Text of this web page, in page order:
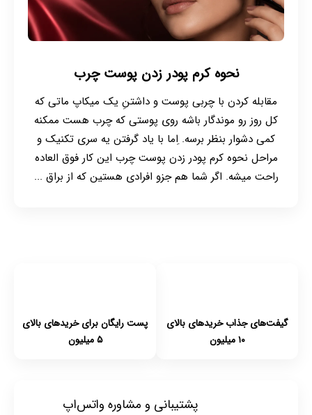
نحوه کرم پودر زدن پوست چرب
مقابله کردن با چربی پوست و داشتنِ یک میکاپ ماتی که
کل روز رو موندگار باشه روی پوستی که چرب هست ممکنه
کمی دشوار بنظر برسه. ِاما با یاد گرفتن یه سری تکنیک و
مراحل نحوه کرم پودر زدن پوست چرب این کار فوق العاده
راحت میشه. اگر شما هم جزو افرادی هستین که از براق ...
گیفت‌های جذاب خریدهای بالای
۱۰ میلیون
پست رایگان برای خریدهای بالای
۵ میلیون
پشتیبانی و مشاوره واتس‌اپ